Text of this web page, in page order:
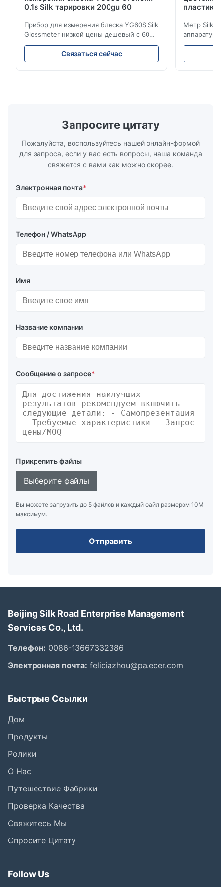
0.1s Silk тарировки 200gu 60
Прибор для измерения блеска YG60S Silk
Glossmeter низкой цены дешевый с 60
измерением gu степени 200 лоснистым
Прибор для измерения блеска YG60S 60°
экономический может испытать
Связаться сейчас
Метр Silk
продукции
Запросите цитату
Пожалуйста, воспользуйтесь нашей онлайн-формой
для запроса, если у вас есть вопросы, наша команда
свяжется с вами как можно скорее.
Электронная почта*
Телефон / WhatsApp
Имя
Название компании
Сообщение о запросе*
Прикрепить файлы
Выберите файлы
Вы можете загрузить до 5 файлов и каждый файл размером 10M
максимум.
Отправить
Beijing Silk Road Enterprise Management
Services Co., Ltd.
Телефон: 0086-13667332386
Электронная почта: feliciazhou@pa.ecer.com
Быстрые Ссылки
Дом
Продукты
Ролики
О Нас
Путешествие Фабрики
Проверка Качества
Свяжитесь Мы
Спросите Цитату
Follow Us